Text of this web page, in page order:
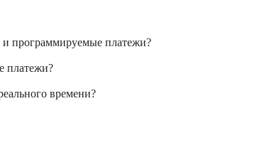
программируемые платежи?
платежи?
времени?